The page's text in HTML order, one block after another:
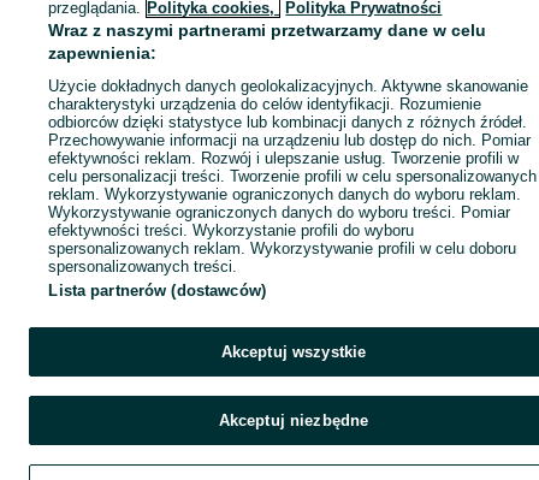
przeglądania. Polityka cookies, Polityka Prywatności
Wraz z naszymi partnerami przetwarzamy dane w celu
zapewnienia:
Użycie dokładnych danych geolokalizacyjnych. Aktywne skanowanie
charakterystyki urządzenia do celów identyfikacji. Rozumienie
odbiorców dzięki statystyce lub kombinacji danych z różnych źródeł.
Przechowywanie informacji na urządzeniu lub dostęp do nich. Pomiar
efektywności reklam. Rozwój i ulepszanie usług. Tworzenie profili w
celu personalizacji treści. Tworzenie profili w celu spersonalizowanych
reklam. Wykorzystywanie ograniczonych danych do wyboru reklam.
Wykorzystywanie ograniczonych danych do wyboru treści. Pomiar
efektywności treści. Wykorzystanie profili do wyboru
spersonalizowanych reklam. Wykorzystywanie profili w celu doboru
spersonalizowanych treści.
Lista partnerów (dostawców)
Akceptuj wszystkie
Akceptuj niezbędne